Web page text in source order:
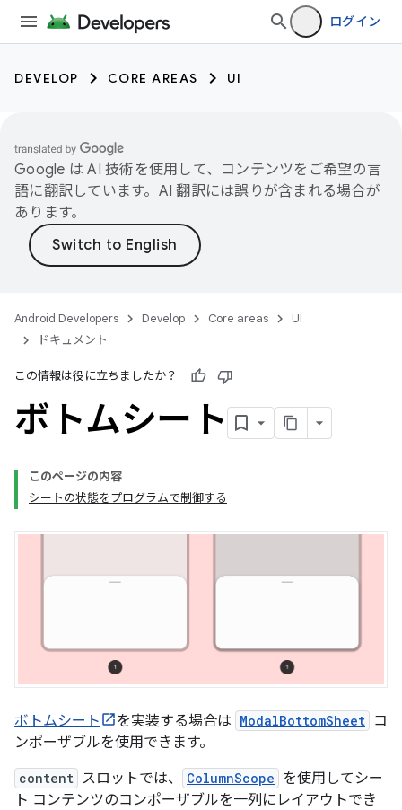
ログイン
DEVELOP CORE AREAS UI
Google は AI 技術を使用して、コンテンツをご希望の言
語に翻訳しています。AI 翻訳には誤りが含まれる場合が
あります。
Android Developers Develop Core areas
UI
ドキュメント
この情報は役に立ちましたか？
ボトムシート
このページの内容
シートの状態をプログラムで制御する
ボトムシート を実装する場合は ModalBottomSheet コ
ンポーザブルを使用できます。
content スロットでは、 ColumnScope を使用してシー
ト コンテンツのコンポーザブルを一列にレイアウトでき